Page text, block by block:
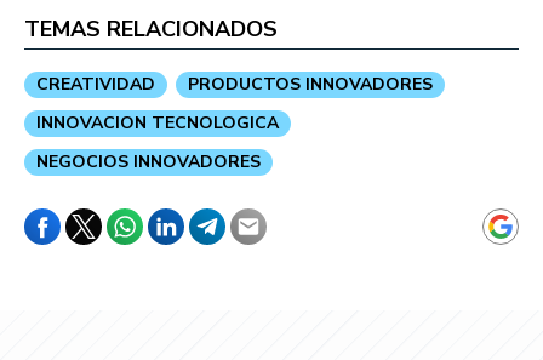
TEMAS RELACIONADOS
CREATIVIDAD
PRODUCTOS INNOVADORES
INNOVACION TECNOLOGICA
NEGOCIOS INNOVADORES